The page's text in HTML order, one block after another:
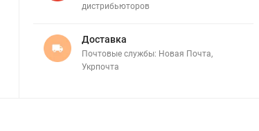
дистрибьюторов
Доставка
Почтовые службы: Новая Почта,
Укрпочта